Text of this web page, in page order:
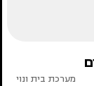
מערכת בית ונוי